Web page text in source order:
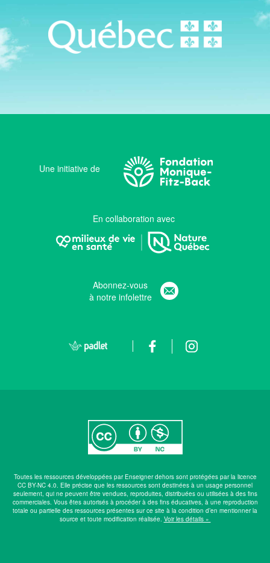
Une initiative de
En collaboration avec
Abonnez-vous
à notre infolettre
Toutes les ressources développées par Enseigner dehors sont protégées par la licence
CC BY-NC 4.0. Elle précise que les ressources sont destinées à un usage personnel
seulement, qui ne peuvent être vendues, reproduites, distribuées ou utilisées à des fins
commerciales. Vous êtes autorisés à procéder à des fins éducatives, à une reproduction
totale ou partielle des ressources présentes sur ce site à la condition d’en mentionner la
source et toute modification réalisée. Voir les détails »